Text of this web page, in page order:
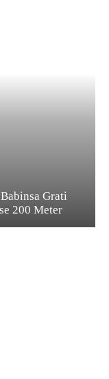
Grati
200 Meter